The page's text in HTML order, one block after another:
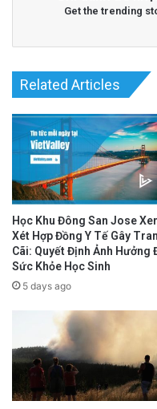
Read More@Epoch
Get the trending
Related Articles
Học Khu Đông San Jose
Xét Hợp Đồng Y Tế Gây
Cãi: Quyết Định Ảnh Hưởng
Sức Khỏe Học Sinh
5 days ago